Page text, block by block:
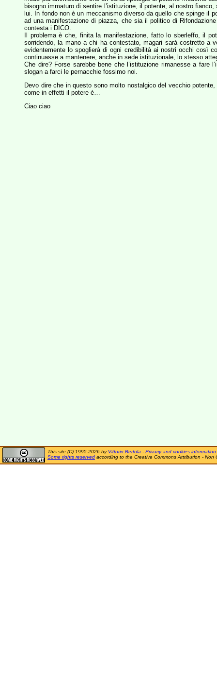
bisogno immaturo di sentire l’istituzione, il potente, al nostro
lui. In fondo non è un meccanismo diverso da quello che spinge il
ad una manifestazione di piazza, che sia il politico di
contesta i DICO.
Il problema è che, finita la manifestazione, fatto lo sberleffo, il
sorridendo, la mano a chi ha contestato, magari sarà costretto
evidentemente lo spoglierà di ogni credibilità ai nostri occhi così
continuasse a mantenere, anche in sede istituzionale, lo stesso
Che dire? Forse sarebbe bene che l’istituzione rimanesse a fare
slogan a farci le pernacchie fossimo noi.
Devo dire che in questo sono molto nostalgico del vecchio
come in effetti il potere è…
Ciao ciao
This site (C) 1995-2026 by Vittorio Bertola - Privacy and cookies information
Some rights reserved according to the Creative Commons Attribution - Non